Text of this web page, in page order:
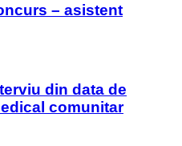
– asistent
din data de
comunitar